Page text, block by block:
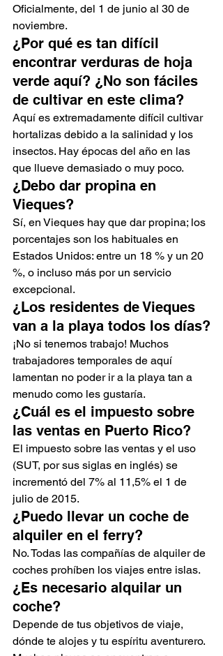
Oficialmente, del 1 de junio al 30 de
noviembre.
¿Por qué es tan difícil
encontrar verduras de hoja
verde aquí? ¿No son fáciles
de cultivar en este clima?
Aquí es extremadamente difícil cultivar
hortalizas debido a la salinidad y los
insectos. Hay épocas del año en las
que llueve demasiado o muy poco.
¿Debo dar propina en
Vieques?
Sí, en Vieques hay que dar propina; los
porcentajes son los habituales en
Estados Unidos: entre un 18 % y un 20
%, o incluso más por un servicio
excepcional.
¿Los residentes de Vieques
van a la playa todos los días?
¡No si tenemos trabajo! Muchos
trabajadores temporales de aquí
lamentan no poder ir a la playa tan a
menudo como les gustaría.
¿Cuál es el impuesto sobre
las ventas en Puerto Rico?
El impuesto sobre las ventas y el uso
(SUT, por sus siglas en inglés) se
incrementó del 7% al 11,5% el 1 de
julio de 2015.
¿Puedo llevar un coche de
alquiler en el ferry?
No. Todas las compañías de alquiler de
coches prohíben los viajes entre islas.
¿Es necesario alquilar un
coche?
Depende de tus objetivos de viaje,
dónde te alojes y tu espíritu aventurero.